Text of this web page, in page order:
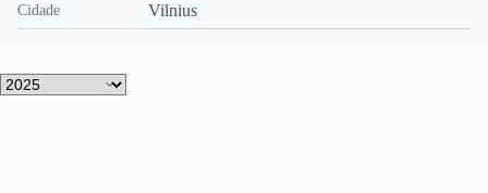
Cidade Vilnius